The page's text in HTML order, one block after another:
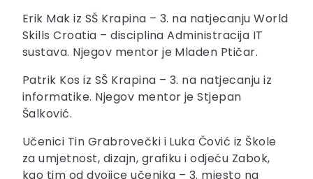
Erik Mak iz SŠ Krapina – 3. na natjecanju World
Skills Croatia – disciplina Administracija IT
sustava. Njegov mentor je Mladen Ptičar.
Patrik Kos iz SŠ Krapina – 3. na natjecanju iz
informatike. Njegov mentor je Stjepan
Šalković.
Učenici Tin Grabrovečki i Luka Čović iz Škole
za umjetnost, dizajn, grafiku i odjeću Zabok,
kao tim od dvojice učenika – 3. mjesto na